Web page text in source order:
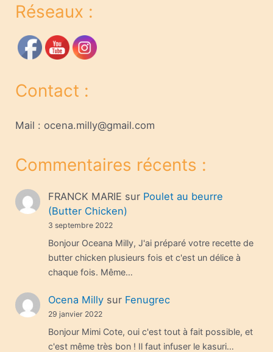
Réseaux :
Contact :
Mail : ocena.milly@gmail.com
Commentaires récents :
FRANCK MARIE sur Poulet au beurre
(Butter Chicken)
3 septembre 2022
Bonjour Oceana Milly, J'ai préparé votre recette de
butter chicken plusieurs fois et c'est un délice à
chaque fois. Même…
Ocena Millysur Fenugrec
29 janvier 2022
Bonjour Mimi Cote, oui c'est tout à fait possible, et
c'est même très bon ! Il faut infuser le kasuri…